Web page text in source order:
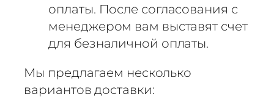
оплаты. После согласования с
менеджером вам выставят счет
для безналичной оплаты.
Мы предлагаем несколько
вариантов доставки: